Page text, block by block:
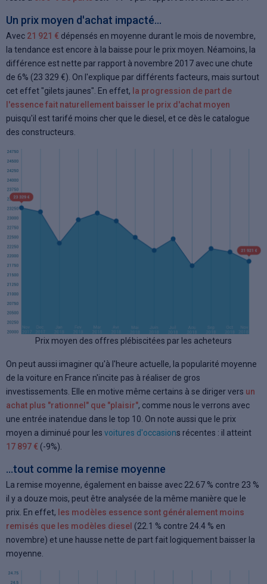
Un prix moyen d'achat impacté...
Avec 21 921 € dépensés en moyenne durant le mois de novembre,
la tendance est encore à la baisse pour le prix moyen. Néamoins, la
différence est nette par rapport à novembre 2017 avec une chute
de 6% (23 329 €). On l'explique par différents facteurs, mais surtout
cet effet "gilets jaunes". En effet, la progression de part de
l'essence fait naturellement baisser le prix d'achat moyen
puisqu'il est tarifé moins cher que le diesel, et ce dès le catalogue
des constructeurs.
Prix moyen des offres plébiscitées par les acheteurs
On peut aussi imaginer qu'à l'heure actuelle, la popularité moyenne
de la voiture en France n'incite pas à réaliser de gros
investissements. Elle en motive même certains à se diriger vers un
achat plus "rationnel" que "plaisir", comme nous le verrons avec
une entrée inatendue dans le top 10. On note aussi que le prix
moyen a diminué pour les voitures d'occasions récentes : il atteint
17 897 € (-9%).
...tout comme la remise moyenne
La remise moyenne, également en baisse avec 22.67 % contre 23 %
il y a douze mois, peut être analysée de la même manière que le
prix. En effet, les modèles essence sont généralement moins
remisés que les modèles diesel (22.1 % contre 24.4 % en
novembre) et une hausse nette de part fait logiquement baisser la
moyenne.